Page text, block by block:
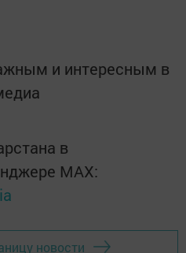
и интересным в
в
MАХ:
новости